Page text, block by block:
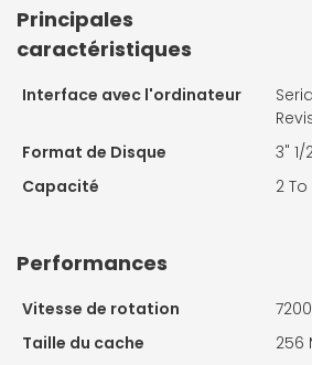
Principales
caractéristiques
Interface avec l'ordinateur
Format de Disque
3" 1/
Capacité
2 To
Performances
Vitesse de rotation
Taille du cache
256